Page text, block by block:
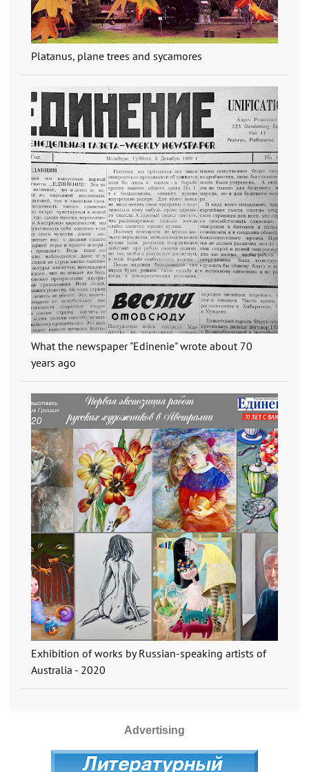
Platanus, plane trees and sycamores
What the newspaper "Edinenie" wrote about 70
years ago
Exhibition of works by Russian-speaking artists of
Australia - 2020
Advertising